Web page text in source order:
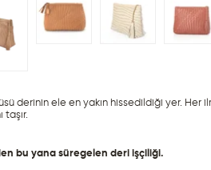
derinin ele en yakın hissedildiği yer. Her
taşır.
bu yana süregelen deri işçiliği.